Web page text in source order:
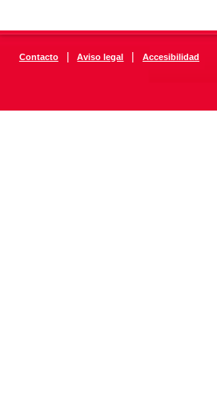
Contacto | Aviso legal | Accesibilidad